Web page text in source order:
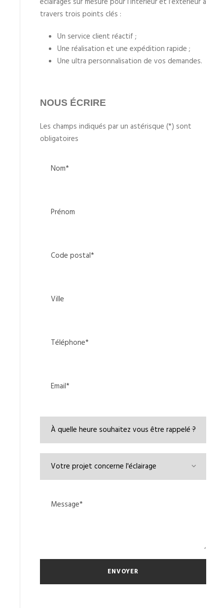
travers trois points clés :
Un service client réactif ;
Une réalisation et une expédition rapide ;
Une ultra personnalisation de vos demandes.
NOUS ÉCRIRE
Les champs indiqués par un astérisque (*) sont
obligatoires